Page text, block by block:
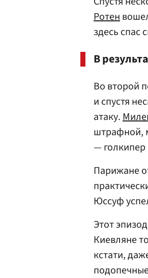
Ротен
здесь спас
В
Во второй
и спустя
атаку.
штрафной,
—
Парижане
Юссуф
Этот
Киевляне
кстати,